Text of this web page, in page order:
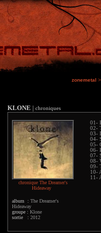
zonemetal >
KLONE | chroniques
chronique The Dreamer's
Hideaway
album : The Dreamer's
Hideaway
groupe : Klone
sortie : 2012
01-
02-
03-
04-
05-
06-
07-
08-
09-
10-
11-